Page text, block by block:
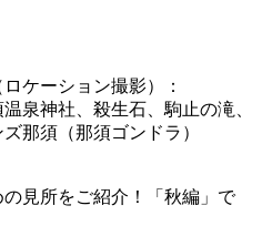
ケーション撮影）：
泉神社、殺生石、駒止の滝、
那須（那須ゴンドラ）
の見所をご紹介！「秋編」で